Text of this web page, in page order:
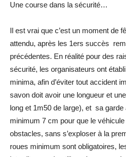
Une course dans la sécurité…
Il est vrai que c’est un moment de
attendu, après les 1ers succès
précédentes. En réalité pour des
sécurité, les organisateurs ont
minima, afin d’éviter tout accident
savon doit avoir une longueur et
long et 1m50 de large), et sa garde
minimum 7 cm pour que le
obstacles, sans s’exploser à la
roues minimum sont obligatoires,